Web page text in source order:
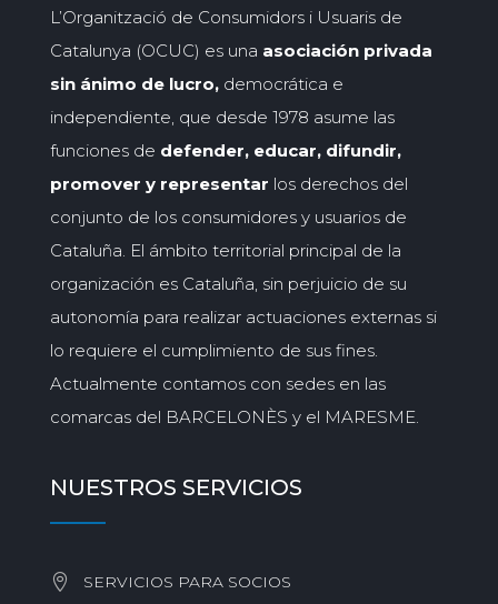
L’Organització de Consumidors i Usuaris de
Catalunya (OCUC) es una asociación privada
sin ánimo de lucro, democrática e
independiente, que desde 1978 asume las
funciones de defender, educar, difundir,
promover y representar los derechos del
conjunto de los consumidores y usuarios de
Cataluña. El ámbito territorial principal de la
organización es Cataluña, sin perjuicio de su
autonomía para realizar actuaciones externas si
lo requiere el cumplimiento de sus fines.
Actualmente contamos con sedes en las
comarcas del BARCELONÈS y el MARESME.
NUESTROS SERVICIOS
SERVICIOS PARA SOCIOS